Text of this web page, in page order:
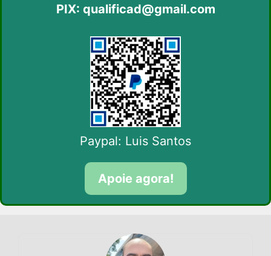
PIX: qualificad@gmail.com
Paypal: Luis Santos
Apoie agora!